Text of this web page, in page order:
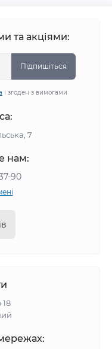
та акціями:
Підпишіться
і згоден з вимогами
7
нам:
90